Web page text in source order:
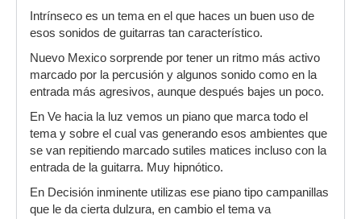
Intrínseco es un tema en el que haces un buen uso de
esos sonidos de guitarras tan característico.
Nuevo Mexico sorprende por tener un ritmo más activo
marcado por la percusión y algunos sonido como en la
entrada más agresivos, aunque después bajes un poco.
En Ve hacia la luz vemos un piano que marca todo el
tema y sobre el cual vas generando esos ambientes que
se van repitiendo marcado sutiles matices incluso con la
entrada de la guitarra. Muy hipnótico.
En Decisión inminente utilizas ese piano tipo campanillas
que le da cierta dulzura, en cambio el tema va